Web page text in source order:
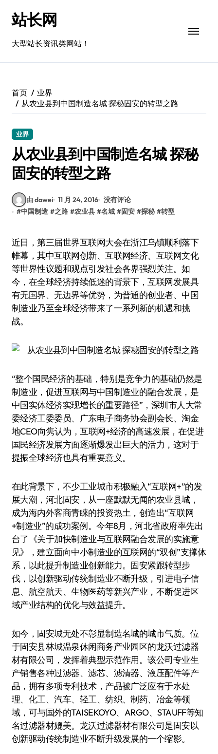
站长网
大型站长资讯类网站！
首页
业界
从农业县到中国制造名城 探秘固安的转型之路
业界
从农业县到中国制造名城 探秘
固安的转型之路
由 dawei 11 月 24, 2016 没有评论
#中国制造 #之路 #农业县 #名城 #固安 #探秘 #转型
近日，第三届世界互联网大会在浙江乌镇顺利落下
帷幕，其中互联网创新、互联网经济、互联网文化
等世界性议题和观点引发社会各界强烈关注。如
今，在全球经济持续低迷的背景下，互联网发展具
有无国界、无边界等优势，为普通的创业者、中国
制造业乃至全球经济带来了一系列新的机遇和挑
战。
“整个国民经济的基础，特别是竞争力的基础仍然是
制造业，促进互联网与中国制造业的融合发展，是
中国实体经济实现增长的重要路径”，深圳市人大常
委经济工委委员、广东电子商务协会副会长、淘金
地CEO向隽认为，互联网+经济的高速发展，在促进
国民经济发展方面逐渐爆发出巨大的活力，这对于
提振全球经济也具有重要意义。
在此背景下，不少工业城市积极融入“互联网+”的发
展大潮，河北固安，从一座默默无闻的农业县城，
成为海内外客商青睐的投资热土，创造出“互联网
+制造业”的成功案例。今年8月，河北省政府率先出
台了《关于加快制造业与互联网融合发展的实施意
见》，建立面向中小制造业的互联网的“双创”支撑体
系，以此提升制造业创新能力。固安紧跟转型步
伐，以创新驱动传统制造业不断升级，引进电子信
息、航空航天、生物医药等新兴产业，不断促进区
域产业结构的优化与效益提升。
如今，固安城无处不彰显制造名城的城市气质。位
于固安县林城温泉休闲商务产业园区的龙沃过滤器
材有限公司，发挥着典型示范作用。该公司专业生
产销售各种过滤器、滤芯、滤清器、液压配件等产
品，拥有多项专利技术，产品被广泛应有于水处
理、化工、汽车、轻工、纺织、制药、冶金等领
域，可与国外的TAISEKOYO、ARGO、STAUFF等知
名过滤器材媲美。龙沃过滤器材有限公司是固安以
创新驱动传统制造业不断升级发展的一个缩影。